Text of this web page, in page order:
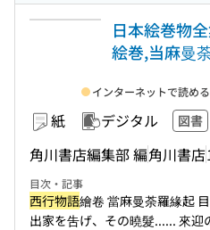
日本絵巻物
絵巻,当麻曼
紙 デジタル 図書
角川書店編集部 編角川書店
インターネットで読める
目次・記事
西行物語繪卷 當麻曼荼羅緣起
出家を吿げ、その曉髮...... 來迎